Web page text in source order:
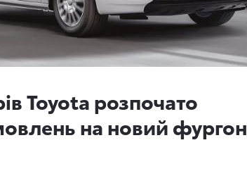
Toyota розпочато
на новий фургон